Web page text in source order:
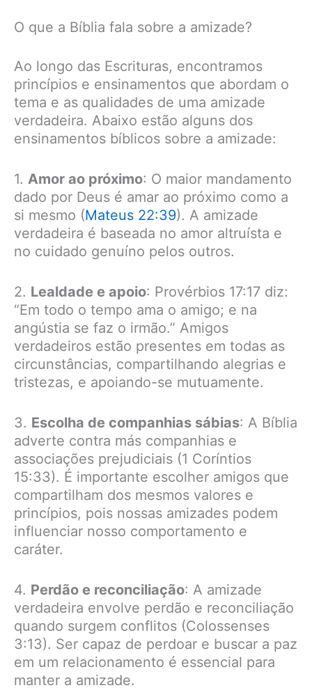
O que a Bíblia fala sobre a amizade?
Ao longo das Escrituras, encontramos
princípios e ensinamentos que abordam o
tema e as qualidades de uma amizade
verdadeira. Abaixo estão alguns dos
ensinamentos bíblicos sobre a amizade:
1. Amor ao próximo: O maior mandamento
dado por Deus é amar ao próximo como a
si mesmo (Mateus 22:39). A amizade
verdadeira é baseada no amor altruísta e
no cuidado genuíno pelos outros.
2. Lealdade e apoio: Provérbios 17:17 diz:
“Em todo o tempo ama o amigo; e na
angústia se faz o irmão.” Amigos
verdadeiros estão presentes em todas as
circunstâncias, compartilhando alegrias e
tristezas, e apoiando-se mutuamente.
3. Escolha de companhias sábias: A Bíblia
adverte contra más companhias e
associações prejudiciais (1 Coríntios
15:33). É importante escolher amigos que
compartilham dos mesmos valores e
princípios, pois nossas amizades podem
influenciar nosso comportamento e
caráter.
4. Perdão e reconciliação: A amizade
verdadeira envolve perdão e reconciliação
quando surgem conflitos (Colossenses
3:13). Ser capaz de perdoar e buscar a paz
em um relacionamento é essencial para
manter a amizade.